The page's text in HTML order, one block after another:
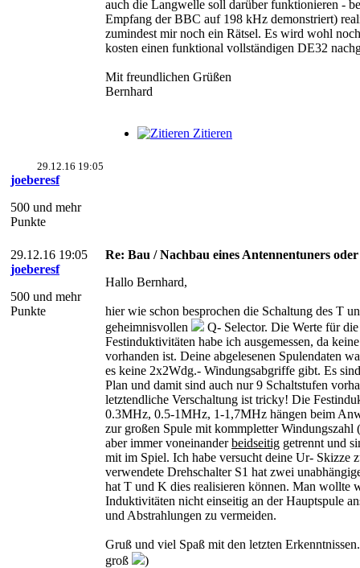
auch die Langwelle soll darüber funktionieren -
Empfang der BBC auf 198 kHz demonstriert)
zumindest mir noch ein Rätsel. Es wird wohl
kosten einen funktional vollständigen DE32
Mit freundlichen Grüßen
Bernhard
Zitieren
29.12.16 19:05
joeberesf
500 und mehr
Punkte
29.12.16 19:05
joeberesf
500 und mehr
Punkte
Re: Bau / Nachbau eines Antennentuners
Hallo Bernhard,
hier wie schon besprochen die Schaltung des T
geheimnisvollen
Q- Selector. Die Werte für
Festinduktivitäten habe ich ausgemessen, da
vorhanden ist. Deine abgelesenen Spulendaten
es keine 2x2Wdg.- Windungsabgriffe gibt. Es
Plan und damit sind auch nur 9 Schaltstufen
letztendliche Verschaltung ist tricky! Die
0.3MHz, 0.5-1MHz, 1-1,7MHz hängen beim
zur großen Spule mit kommpletter Windungszahl
aber immer voneinanderbeidseitig getrennt und
mit im Spiel. Ich habe versucht deine Ur- Skizze
verwendete Drehschalter S1 hat zwei
hat T und K dies realisieren können. Man wollte
Induktivitäten nicht einseitig an der Hauptspule
und Abstrahlungen zu vermeiden.
Gruß und viel Spaß mit den letzten
groß
)